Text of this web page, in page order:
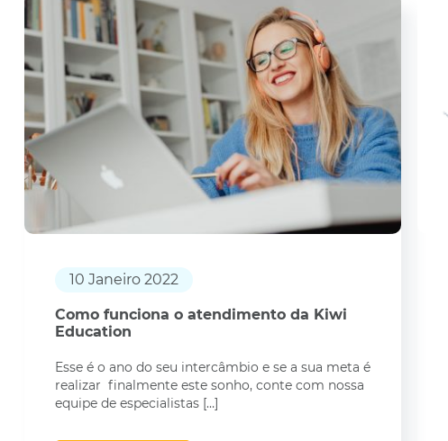
10 Janeiro 2022
Como funciona o atendimento da Kiwi
Education
Esse é o ano do seu intercâmbio e se a sua meta é
realizar finalmente este sonho, conte com nossa
equipe de especialistas […]